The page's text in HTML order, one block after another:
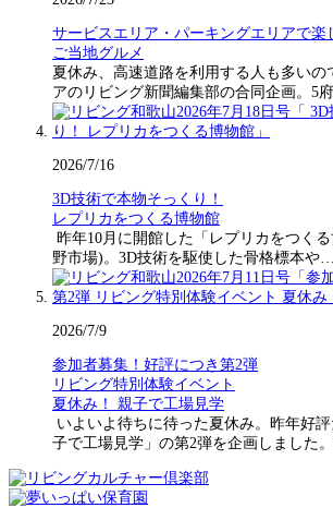
サービスエリア・パーキングエリアで楽
ご当地グルメ
夏休み、高速道路を利用する人も多いの
アのリビング新聞編集部の合同企画。5
2026/7/16
3D技術で本物そっくり！
レプリカをつくる博物館
昨年10月に開館した「レプリカをつく
野市場)。3D技術を駆使した骨格標本や…
2026/7/9
参加者募集！好評につき第2弾
リビング特別体験イベント
夏休み！ 親子で工場見学
いよいよ待ちに待った夏休み。昨年好
子で工場見学」の第2弾を企画しました